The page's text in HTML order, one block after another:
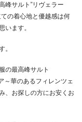
峰サルト”リヴェラー
の着心地と優越感は何
います。
。
の最高峰サルト
～華のあるフィレンツェ
、お探しの方にお安くお